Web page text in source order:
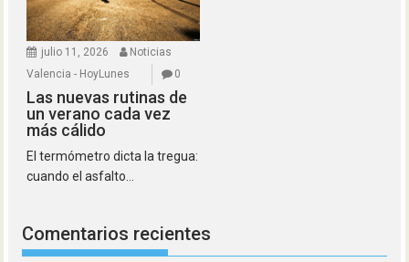
julio 11, 2026
Noticias
Valencia - HoyLunes
0
Las nuevas rutinas de
un verano cada vez
más cálido
El termómetro dicta la tregua:
cuando el asfalto...
Comentarios recientes